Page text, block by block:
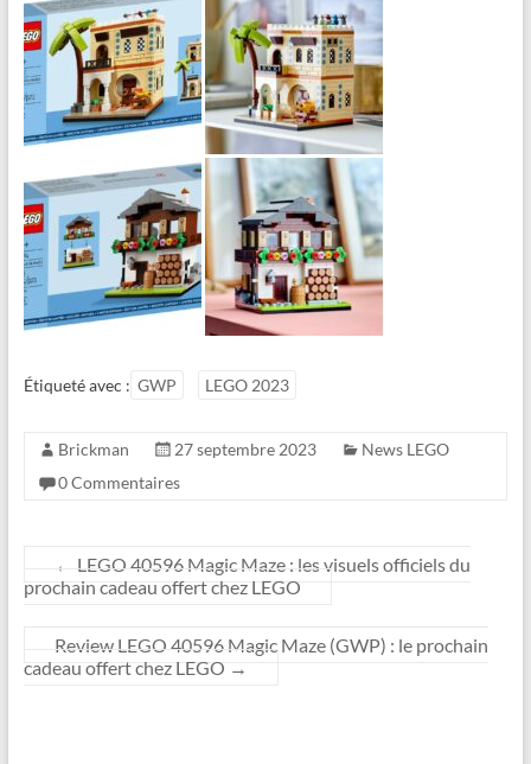
Étiqueté avec : GWP LEGO 2023
Brickman 27 septembre 2023
News LEGO
0 Commentaires
←
LEGO 40596 Magic Maze : les visuels officiels du
prochain cadeau offert chez LEGO
Review LEGO 40596 Magic Maze (GWP) : le prochain
cadeau offert chez LEGO →